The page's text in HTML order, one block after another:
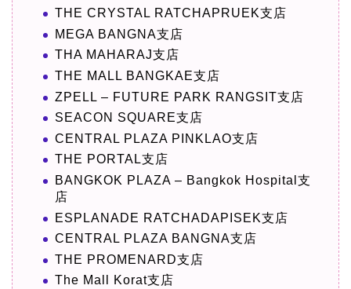
THE CRYSTAL RATCHAPRUEK支店
MEGA BANGNA支店
THA MAHARAJ支店
THE MALL BANGKAE支店
ZPELL – FUTURE PARK RANGSIT支店
SEACON SQUARE支店
CENTRAL PLAZA PINKLAO支店
THE PORTAL支店
BANGKOK PLAZA – Bangkok Hospital支
店
ESPLANADE RATCHADAPISEK支店
CENTRAL PLAZA BANGNA支店
THE PROMENARD支店
The Mall Korat支店